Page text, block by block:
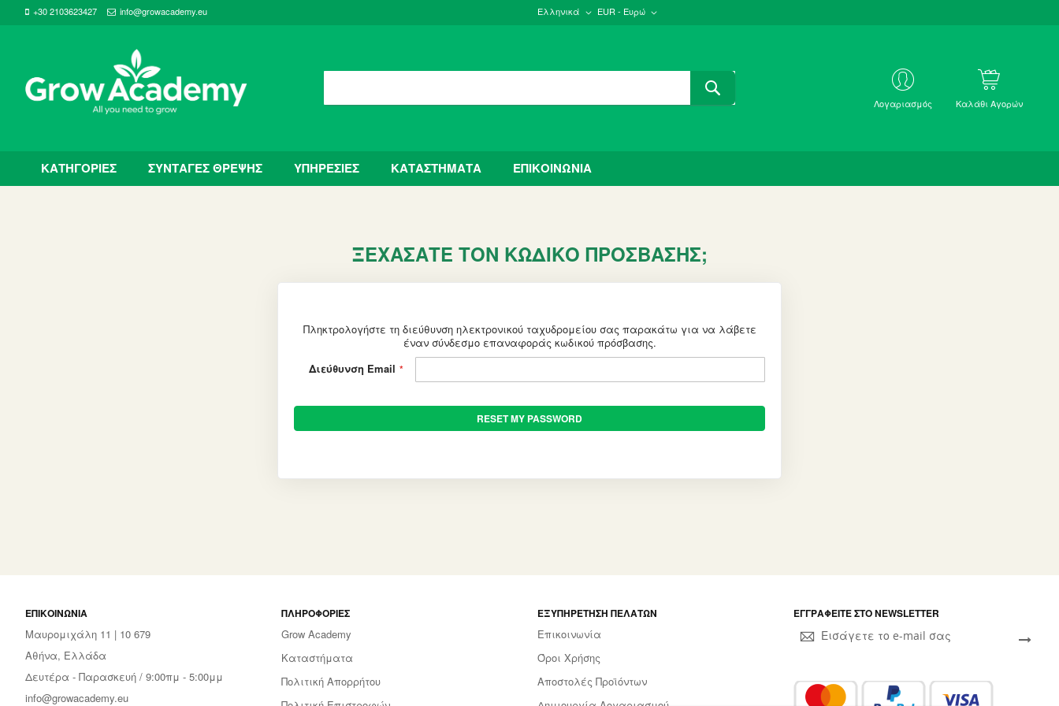
+30 2103623427 info@growacademy.eu Ελληνικά EUR - Ευρώ
ΜΕ
Λογαριασμός Καλάθι Αγορών
ΚΑΤΗΓΟΡΙΕΣ ΣΥΝΤΑΓΕΣ ΘΡΕΨΗΣ ΥΠΗΡΕΣΙΕΣ ΚΑΤΑΣΤΗΜΑΤΑ ΕΠΙΚΟΙΝΩΝΙΑ
ΞΕΧΆΣΑΤΕ ΤΟΝ ΚΩΔΙΚΌ ΠΡΌΣΒΑΣΗΣ;
Πληκτρολογήστε τη διεύθυνση ηλεκτρονικού ταχυδρομείου σας παρακάτω για να λάβετε
έναν σύνδεσμο επαναφοράς κωδικού πρόσβασης.
Διεύθυνση Email
RESET MY PASSWORD
ΕΠΙΚΟΙΝΩΝΊΑ
Μαυρομιχάλη 11 | 10 679
Αθήνα, Ελλάδα
Δευτέρα - Παρασκευή / 9:00πμ - 5:00μμ
info@growacademy.eu
ΠΛΗΡΟΦΟΡΊΕΣ
Grow Academy
Καταστήματα
Πολιτική Απορρήτου
ΕΞΥΠΗΡΈΤΗΣΗ ΠΕΛΑΤΏΝ
Επικοινωνία
Όροι Χρήσης
Αποστολές Προϊόντων
ΕΓΓΡΑΦΕΊΤΕ ΣΤΟ NEWSLETTER
Sign
Up
Newsletter: